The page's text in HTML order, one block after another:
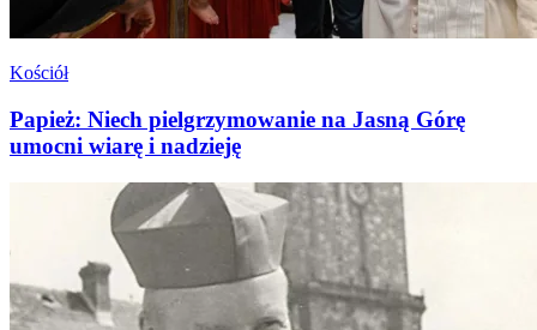
Kościół
Papież: Niech pielgrzymowanie na Jasną Górę
umocni wiarę i nadzieję